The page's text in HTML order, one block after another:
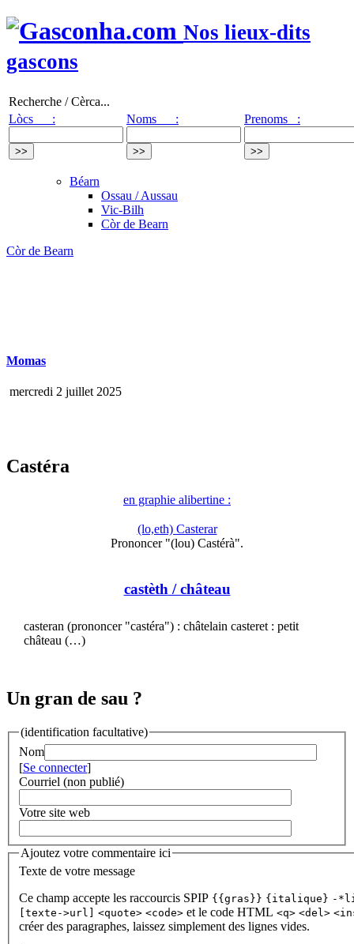
Nos lieux-dits
gascons
Recherche / Cèrca...
Lòcs :
Noms : Prenoms :
Béarn
Ossau / Aussau
Vic-Bilh
Còr de Bearn
Còr de Bearn
Momas
mercredi 2 juillet 2025
Castéra
en graphie alibertine :
(lo,eth) Casterar
Prononcer "(lou) Castérà".
castèth / château
casteran (prononcer "castéra") : châtelain casteret : petit
château (…)
Un gran de sau ?
(identification facultative)
Nom
[Se connecter]
Courriel (non publié)
Votre site web
Ajoutez votre commentaire ici
Texte de votre message
Ce champ accepte les raccourcis SPIP {{gras}} {italique} -
[texte->url]
<quote> <code> et le code HTML <q> <del>
créer des paragraphes, laissez simplement des lignes vides.